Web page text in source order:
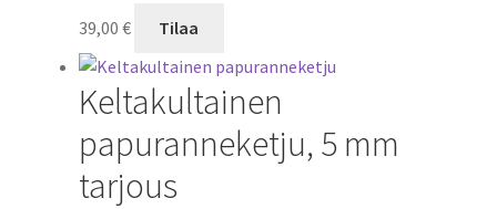
39,00 € Tilaa
Keltakultainen
papuranneketju, 5 mm
tarjous